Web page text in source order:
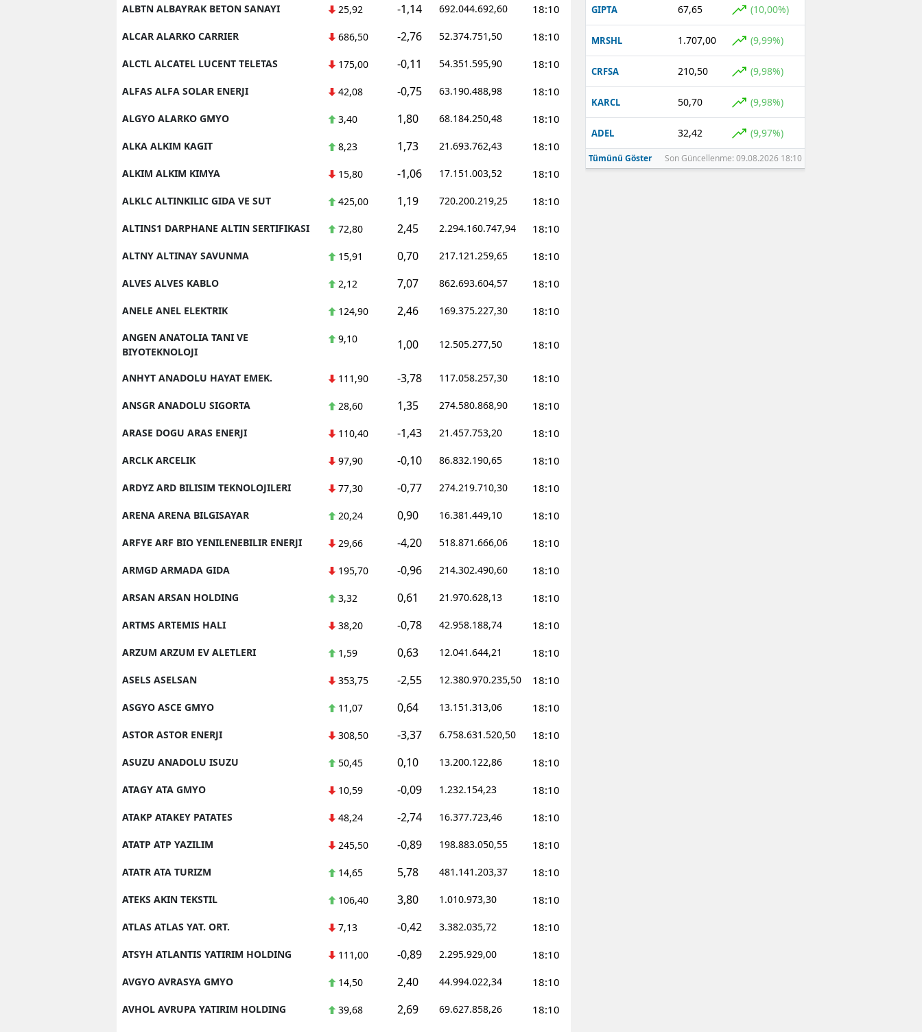
ALBTN ALBAYRAK BETON SANAYI 25,92 -1,14 692.044.692,60 18:10
ALCAR ALARKO CARRIER 686,50 -2,76 52.374.751,50 18:10
ALCTL ALCATEL LUCENT TELETAS 175,00 -0,11 54.351.595,90 18:10
ALFAS ALFA SOLAR ENERJI 42,08 -0,75 63.190.488,98 18:10
ALGYO ALARKO GMYO 3,40 1,80 68.184.250,48 18:10
ALKA ALKIM KAGIT 8,23 1,73 21.693.762,43 18:10
ALKIM ALKIM KIMYA 15,80 -1,06 17.151.003,52 18:10
ALKLC ALTINKILIC GIDA VE SUT 425,00 1,19 720.200.219,25 18:10
ALTINS1 DARPHANE ALTIN SERTIFIKASI 72,80 2,45 2.294.160.747,94 18:10
ALTNY ALTINAY SAVUNMA 15,91 0,70 217.121.259,65 18:10
ALVES ALVES KABLO 2,12 7,07 862.693.604,57 18:10
ANELE ANEL ELEKTRIK 124,90 2,46 169.375.227,30 18:10
ANGEN ANATOLIA TANI VE
BIYOTEKNOLOJI
9,10 1,00 12.505.277,50 18:10
ANHYT ANADOLU HAYAT EMEK. 111,90 -3,78 117.058.257,30 18:10
ANSGR ANADOLU SIGORTA 28,60 1,35 274.580.868,90 18:10
ARASE DOGU ARAS ENERJI 110,40 -1,43 21.457.753,20 18:10
ARCLK ARCELIK 97,90 -0,10 86.832.190,65 18:10
ARDYZ ARD BILISIM TEKNOLOJILERI 77,30 -0,77 274.219.710,30 18:10
ARENA ARENA BILGISAYAR 20,24 0,90 16.381.449,10 18:10
ARFYE ARF BIO YENILENEBILIR ENERJI 29,66 -4,20 518.871.666,06 18:10
ARMGD ARMADA GIDA 195,70 -0,96 214.302.490,60 18:10
ARSAN ARSAN HOLDING 3,32 0,61 21.970.628,13 18:10
ARTMS ARTEMIS HALI 38,20 -0,78 42.958.188,74 18:10
ARZUM ARZUM EV ALETLERI 1,59 0,63 12.041.644,21 18:10
ASELS ASELSAN 353,75 -2,55 12.380.970.235,50 18:10
ASGYO ASCE GMYO 11,07 0,64 13.151.313,06 18:10
ASTOR ASTOR ENERJI 308,50 -3,37 6.758.631.520,50 18:10
ASUZU ANADOLU ISUZU 50,45 0,10 13.200.122,86 18:10
ATAGY ATA GMYO 10,59 -0,09 1.232.154,23 18:10
ATAKP ATAKEY PATATES 48,24 -2,74 16.377.723,46 18:10
ATATP ATP YAZILIM 245,50 -0,89 198.883.050,55 18:10
ATATR ATA TURIZM 14,65 5,78 481.141.203,37 18:10
ATEKS AKIN TEKSTIL 106,40 3,80 1.010.973,30 18:10
ATLAS ATLAS YAT. ORT. 7,13 -0,42 3.382.035,72 18:10
ATSYH ATLANTIS YATIRIM HOLDING 111,00 -0,89 2.295.929,00 18:10
AVGYO AVRASYA GMYO 14,50 2,40 44.994.022,34 18:10
AVHOL AVRUPA YATIRIM HOLDING 39,68 2,69 69.627.858,26 18:10
GIPTA 67,65 (10,00%)
MRSHL 1.707,00 (9,99%)
CRFSA 210,50 (9,98%)
KARCL 50,70 (9,98%)
ADEL 32,42 (9,97%)
Tümünü Göster Son Güncellenme: 09.08.2026 18:10